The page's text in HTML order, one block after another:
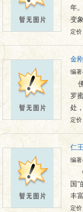
年
变
定
金
编
罗
处
定
仁
编
国
丰
定